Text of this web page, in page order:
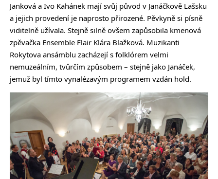
Janková a Ivo Kahánek mají svůj původ v Janáčkově Lašsku
a jejich provedení je naprosto přirozené. Pěvkyně si písně
viditelně užívala. Stejně silně ovšem zapůsobila kmenová
zpěvačka Ensemble Flair Klára Blažková. Muzikanti
Rokytova ansámblu zacházejí s folklórem velmi
nemuzeálním, tvůrčím způsobem – stejně jako Janáček,
jemuž byl tímto vynalézavým programem vzdán hold.